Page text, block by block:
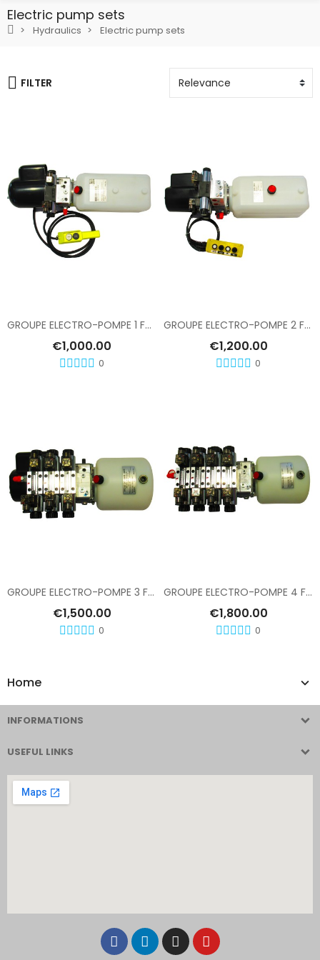
Electric pump sets
Hydraulics Electric pump sets
Home
FILTER
GROUPE ELECTRO-POMPE 1 FONCTION
€1,000.00
0
GROUPE ELECTRO-POMPE 2 FONCTIONS
€1,200.00
0
GROUPE ELECTRO-POMPE 3 FONCTIONS
€1,500.00
0
GROUPE ELECTRO-POMPE 4 FONCTIONS
€1,800.00
0
INFORMATIONS
USEFUL LINKS